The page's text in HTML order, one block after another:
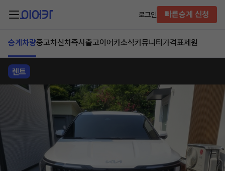
로그인 빠른승계 신청
승계차량중고차신차즉시출고이어카소식커뮤니티 가격표제원
렌트